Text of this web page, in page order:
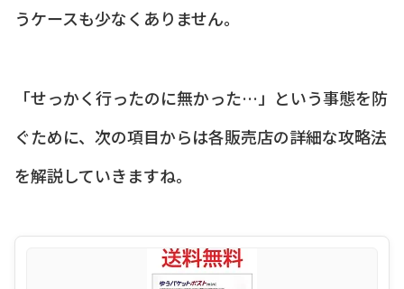
うケースも少なくありません。
「せっかく行ったのに無かった…」という事態を防
ぐために、次の項目からは各販売店の詳細な攻略法
を解説していきますね。